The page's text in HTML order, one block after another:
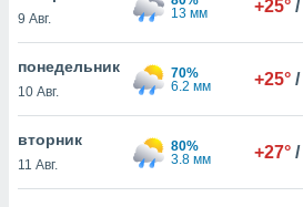
действия
рекламу
9 Авг.
13 мм
+25° /
понедельник
10 Авг.
70%
6.2 мм
+25° /
вторник
11 Авг.
80%
3.8 мм
+27° /